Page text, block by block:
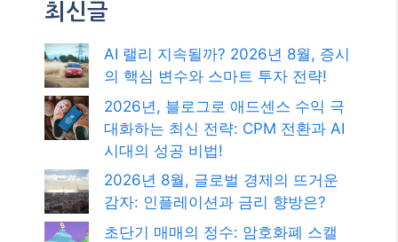
최신글
AI 랠리 지속될까? 2026년 8월, 증시
의 핵심 변수와 스마트 투자 전략!
2026년, 블로그로 애드센스 수익 극
대화하는 최신 전략: CPM 전환과 AI
시대의 성공 비법!
2026년 8월, 글로벌 경제의 뜨거운
감자: 인플레이션과 금리 향방은?
초단기 매매의 정수: 암호화폐 스캘